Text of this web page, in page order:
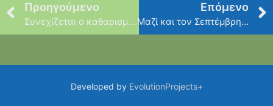
Προηγούμενο
Συνεχίζεται ο καθαρισμός των χώρων πρασίνου της πόλης μας από ξερά και επικίνδυνα δέντρα
Επόμενο
Μαζί και τον Σεπτέμβρη – Ενώνουμε τις γειτονιές, γιορτάζουμε τις στιγμές!
Developed by EvolutionProjects+